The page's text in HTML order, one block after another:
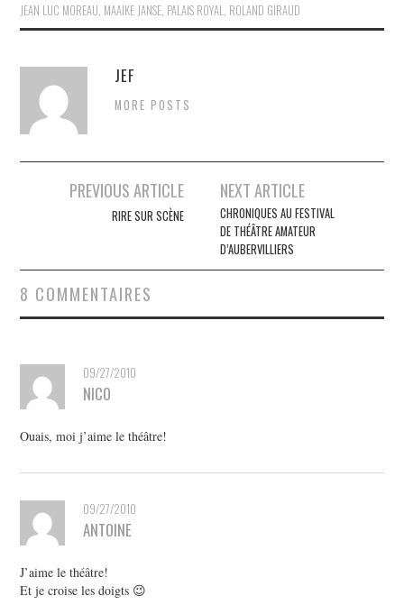
JEAN LUC MOREAU MAAIKE JANSE PALAIS ROYAL ROLAND GIRAUD
JEF
MORE POSTS
Navigation
PREVIOUS ARTICLE
RIRE SUR SCÈNE
NEXT ARTICLE
CHRONIQUES AU FESTIVAL
DE THÉÂTRE AMATEUR
D’AUBERVILLIERS
8 COMMENTAIRES
09/27/2010
NICO
Ouais, moi j’aime le théâtre!
09/27/2010
ANTOINE
J’aime le théâtre!
Et je croise les doigts 😉